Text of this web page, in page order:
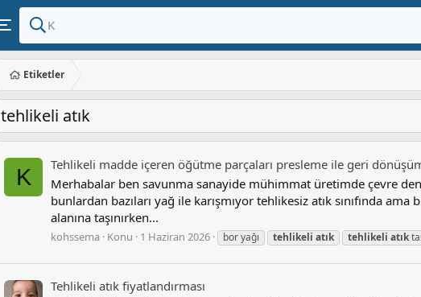
Etiketler
tehlikeli atık
K
Tehlikeli madde içeren öğütme parçaları presleme ile geri
Merhabalar ben savunma sanayide mühimmat üretimde çevre
bunlardan bazıları yağ ile karışmıyor tehlikesiz atık sınıfında
alanına taşınırken...
kohssema Konu 1 Haziran 2026 bor yağı tehlikeli atık tehlikeli atık
Tehlikeli atık fiyatlandırması